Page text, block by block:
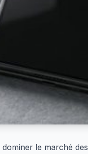
dominer le marché des